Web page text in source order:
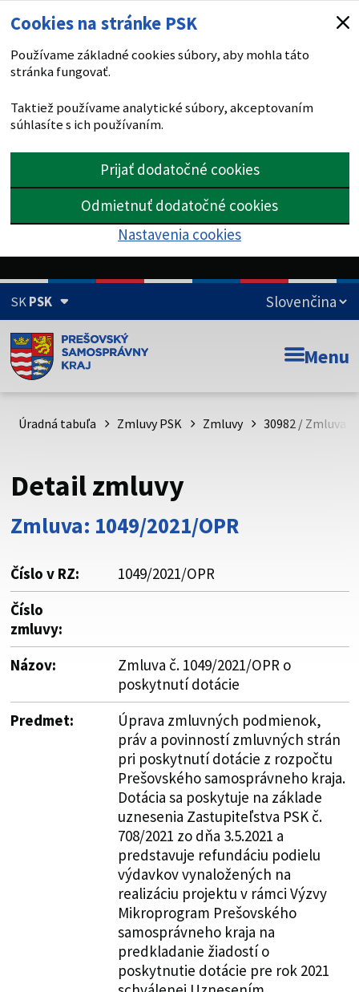
Cookies na stránke PSK
Používame základné cookies súbory, aby mohla táto
stránka fungovať.
Taktiež používame analytické súbory, akceptovaním
súhlasíte s ich používaním.
Prijať dodatočné cookies
Odmietnuť dodatočné cookies
Nastavenia cookies
SKPSK
Doména psk.sk je oficiálna
Toto je oficiálna webová stránka Prešovského
psk.sk.
Buďte pozorní a vždy sa uistite, že zdieľate informácie iba
cez zabezpečenú webovú stránku. Zabezpečená stránka
vždy začína https:// pred názvom domény webového sídla.
Menu
Úradná tabuľa Zmluvy PSK Zmluvy 30982 / Zmluva
Detail zmluvy
Zmluva: 1049/2021/OPR
Číslo v RZ:
1049/2021/OPR
Číslo
zmluvy:
Názov:
Zmluva č. 1049/2021/OPR o
poskytnutí dotácie
Predmet:
Úprava zmluvných podmienok,
práv a povinností zmluvných strán
pri poskytnutí dotácie z rozpočtu
Prešovského samosprávneho kraja.
Dotácia sa poskytuje na základe
uznesenia Zastupiteľstva PSK č.
708/2021 zo dňa 3.5.2021 a
predstavuje refundáciu podielu
výdavkov vynaložených na
realizáciu projektu v rámci Výzvy
Mikroprogram Prešovského
samosprávneho kraja na
predkladanie žiadostí o
poskytnutie dotácie pre rok 2021